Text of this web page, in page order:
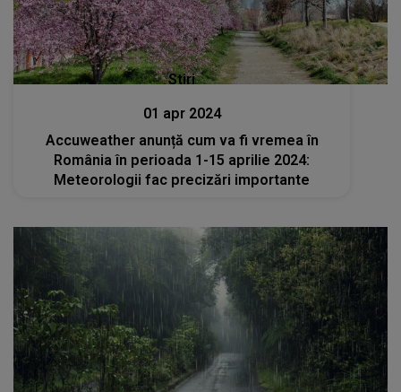
Stiri
01 apr 2024
Accuweather anunță cum va fi vremea în
România în perioada 1-15 aprilie 2024:
Meteorologii fac precizări importante